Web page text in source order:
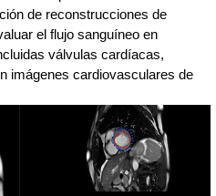
de reconstrucciones de
el flujo sanguíneo en
válvulas cardíacas,
imágenes cardiovasculares de